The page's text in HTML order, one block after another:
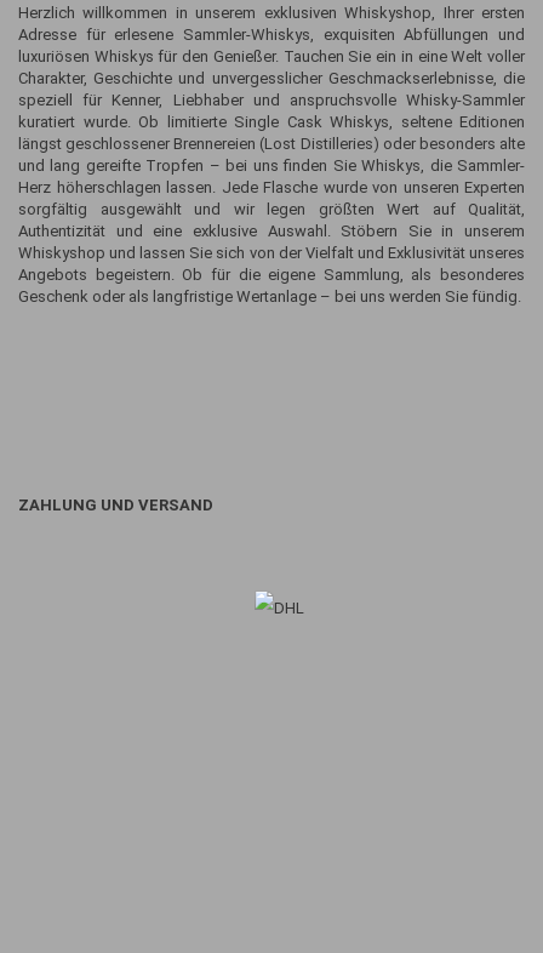
Herzlich willkommen in unserem exklusiven Whiskyshop, Ihrer ersten
Adresse für erlesene Sammler-Whiskys, exquisiten Abfüllungen und
luxuriösen Whiskys für den Genießer. Tauchen Sie ein in eine Welt voller
Charakter, Geschichte und unvergesslicher Geschmackserlebnisse, die
speziell für Kenner, Liebhaber und anspruchsvolle Whisky-Sammler
kuratiert wurde. Ob limitierte Single Cask Whiskys, seltene Editionen
längst geschlossener Brennereien (Lost Distilleries) oder besonders alte
und lang gereifte Tropfen – bei uns finden Sie Whiskys, die Sammler-
Herz höherschlagen lassen. Jede Flasche wurde von unseren Experten
sorgfältig ausgewählt und wir legen größten Wert auf Qualität,
Authentizität und eine exklusive Auswahl. Stöbern Sie in unserem
Whiskyshop und lassen Sie sich von der Vielfalt und Exklusivität unseres
Angebots begeistern. Ob für die eigene Sammlung, als besonderes
Geschenk oder als langfristige Wertanlage – bei uns werden Sie fündig.
ZAHLUNG UND VERSAND